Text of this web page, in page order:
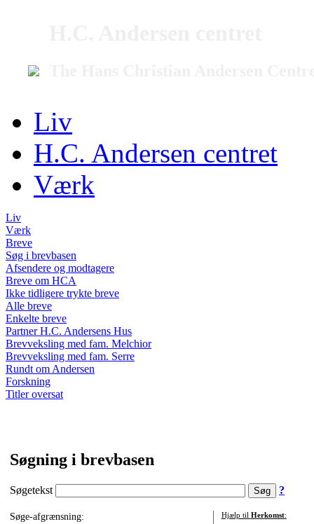
Liv
H.C. Andersen centret
Værk
Liv
Værk
Breve
Søg i brevbasen
Afsendere og modtagere
Breve om HCA
Ikke tidligere trykte breve
Alle breve
Enkelte breve
Partner H.C. Andersens Hus
Brevveksling med fam. Melchior
Brevveksling med fam. Serre
Rundt om Andersen
Forskning
Titler oversat
Søgning i brevbasen
Søgetekst ?
Søge-afgrænsning:
Hjælp til Herkomst: